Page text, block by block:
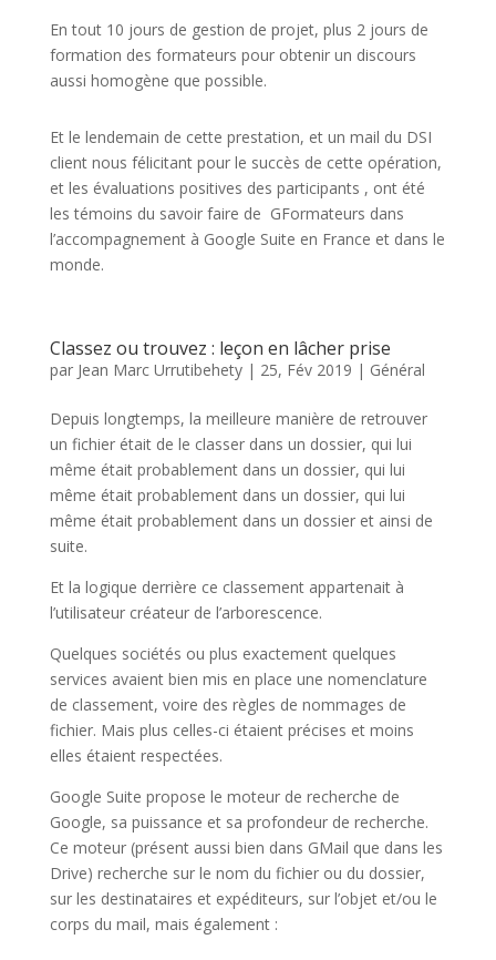
En tout 10 jours de gestion de projet, plus 2 jours de
formation des formateurs pour obtenir un discours
aussi homogène que possible.
Et le lendemain de cette prestation, et un mail du DSI
client nous félicitant pour le succès de cette opération,
et les évaluations positives des participants , ont été
les témoins du savoir faire de GFormateurs dans
l’accompagnement à Google Suite en France et dans le
monde.
Classez ou trouvez : leçon en lâcher prise
par Jean Marc Urrutibehety| 25, Fév 2019 | Général
Depuis longtemps, la meilleure manière de retrouver
un fichier était de le classer dans un dossier, qui lui
même était probablement dans un dossier, qui lui
même était probablement dans un dossier, qui lui
même était probablement dans un dossier et ainsi de
suite.
Et la logique derrière ce classement appartenait à
l’utilisateur créateur de l’arborescence.
Quelques sociétés ou plus exactement quelques
services avaient bien mis en place une nomenclature
de classement, voire des règles de nommages de
fichier. Mais plus celles-ci étaient précises et moins
elles étaient respectées.
Google Suite propose le moteur de recherche de
Google, sa puissance et sa profondeur de recherche.
Ce moteur (présent aussi bien dans GMail que dans les
Drive) recherche sur le nom du fichier ou du dossier,
sur les destinataires et expéditeurs, sur l’objet et/ou le
corps du mail, mais également :